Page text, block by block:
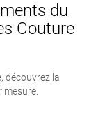
du
Couture
découvrez la
mesure.